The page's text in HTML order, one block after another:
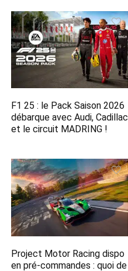
F1 25 : le Pack Saison 2026
débarque avec Audi, Cadillac
et le circuit MADRING !
Project Motor Racing dispo
en pré-commandes : quoi de